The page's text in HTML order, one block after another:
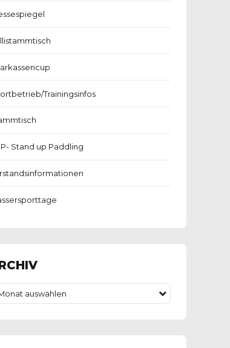
Trainingsinfos
Stand up Paddling
auswählen